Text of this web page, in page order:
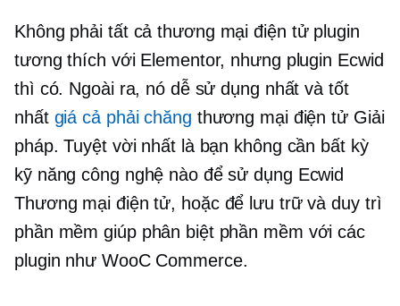
Không phải tất cảthương mại điện tửplugin
tương thích với Elementor, nhưng plugin Ecwid
thì có. Ngoài ra, nó dễ sử dụng nhất và tốt
nhất giá cả phải chăng thương mại điện tửGiải
pháp. Tuyệt vời nhất là bạn không cần bất kỳ
kỹ năng công nghệ nào để sử dụng Ecwid
Thương mại điện tử, hoặc để lưu trữ và duy trì
phần mềm giúp phân biệt phần mềm với các
plugin như WooC Commerce.